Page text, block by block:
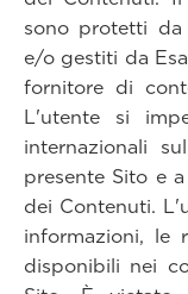
sono protetti
e/o gestiti da
fornitore di
L'utente si
internazionali
presente Sito e
dei Contenuti.
informazioni, le
disponibili nei